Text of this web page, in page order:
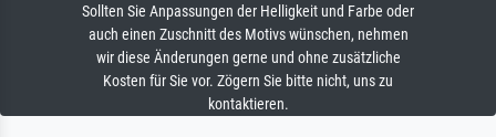
Sollten Sie Anpassungen der Helligkeit und Farbe oder
auch einen Zuschnitt des Motivs wünschen, nehmen
wir diese Änderungen gerne und ohne zusätzliche
Kosten für Sie vor. Zögern Sie bitte nicht, uns zu
kontaktieren.